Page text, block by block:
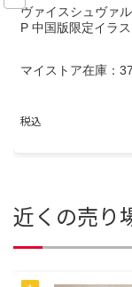
ヴァイスシュヴァ
P 中国版限定イラス
マイストア在庫：
税込
近くの売り